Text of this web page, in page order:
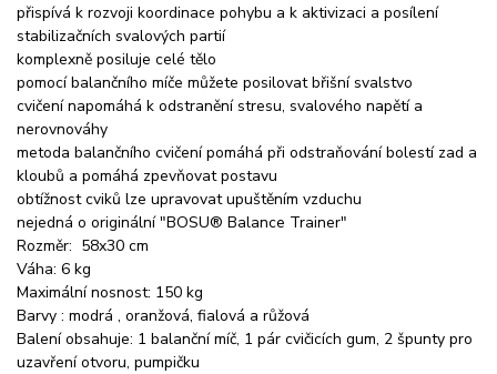
přispívá k rozvoji koordinace pohybu a k aktivizaci a posílení
stabilizačních svalových partií
komplexně posiluje celé tělo
pomocí balančního míče můžete posilovat břišní svalstvo
cvičení napomáhá k odstranění stresu, svalového napětí a
nerovnováhy
metoda balančního cvičení pomáhá při odstraňování bolestí zad a
kloubů a pomáhá zpevňovat postavu
obtížnost cviků lze upravovat upuštěním vzduchu
nejedná o originální "BOSU® Balance Trainer"
Rozměr: 58x30 cm
Váha: 6 kg
Maximální nosnost: 150 kg
Barvy : modrá , oranžová, fialová a růžová
Balení obsahuje: 1 balanční míč, 1 pár cvičicích gum, 2 špunty pro
uzavření otvoru, pumpičku